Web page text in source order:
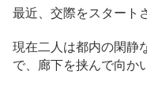
最近、交際をスタート
現在二人は都内の閑静
で、廊下を挟んで向か